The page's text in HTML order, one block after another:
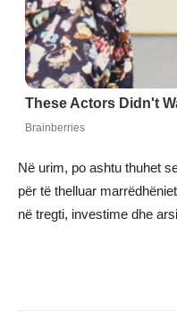
Në urim, po ashtu thuhet
për të thelluar
në tregti, investime dhe